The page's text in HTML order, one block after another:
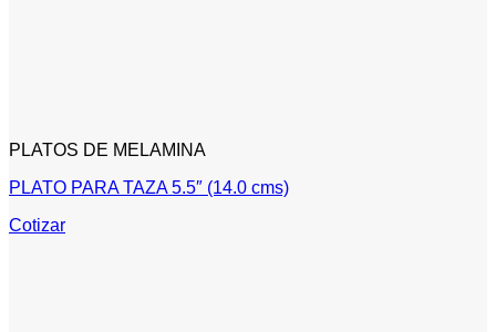
PLATOS DE MELAMINA
PLATO PARA TAZA 5.5″ (14.0 cms)
Cotizar